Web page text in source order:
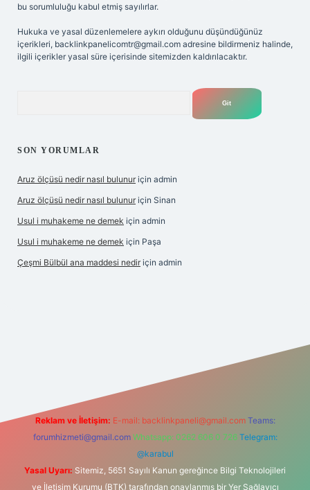
bu sorumluluğu kabul etmiş sayılırlar.
Hukuka ve yasal düzenlemelere aykırı olduğunu düşündüğünüz
içerikleri, backlinkpanelicomtr@gmail.com adresine bildirmeniz halinde,
ilgili içerikler yasal süre içerisinde sitemizden kaldırılacaktır.
SON YORUMLAR
Aruz ölçüsü nedir nasıl bulunur için admin
Aruz ölçüsü nedir nasıl bulunur için Sinan
Usul i muhakeme ne demek için admin
Usul i muhakeme ne demek için Paşa
Çeşmi Bülbül ana maddesi nedir için admin
Reklam ve İletişim: E-mail: backlinkpaneli@gmail.com Teams:
forumhizmeti@gmail.com Whatsapp: 0262 606 0 726 Telegram:
@karabul
Yasal Uyarı: Sitemiz, 5651 Sayılı Kanun gereğince Bilgi Teknolojileri
ve İletişim Kurumu (BTK) tarafından onaylanmış bir Yer Sağlayıcı